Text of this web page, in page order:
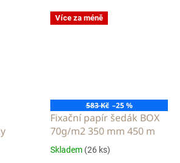
Více za méně
583 Kč –25 %
Fixační papír šedák BOX
70g/m2 350 mm 450 m
Skladem (26 ks)